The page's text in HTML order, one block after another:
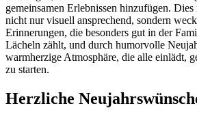
gemeinsamen Erlebnissen hinzufügen.
nicht nur visuell ansprechend, sondern
Erinnerungen, die besonders gut in der
Lächeln zählt, und durch humorvolle
warmherzige Atmosphäre, die alle einlädt,
zu starten.
Herzliche